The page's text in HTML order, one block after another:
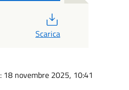
Scarica
: 18 novembre 2025, 10:41